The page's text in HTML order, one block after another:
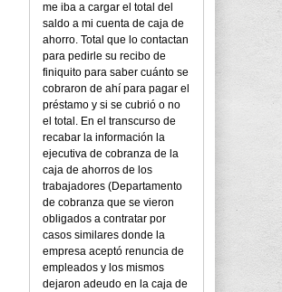
me iba a cargar el total del
saldo a mi cuenta de caja de
ahorro. Total que lo contactan
para pedirle su recibo de
finiquito para saber cuánto se
cobraron de ahí para pagar el
préstamo y si se cubrió o no
el total. En el transcurso de
recabar la información la
ejecutiva de cobranza de la
caja de ahorros de los
trabajadores (Departamento
de cobranza que se vieron
obligados a contratar por
casos similares donde la
empresa aceptó renuncia de
empleados y los mismos
dejaron adeudo en la caja de